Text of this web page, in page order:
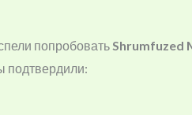
попробовать Shrumfuzed
подтвердили: